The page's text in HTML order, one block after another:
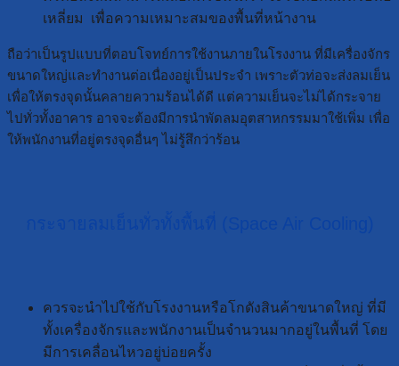
เหลี่ยม เพื่อความเหมาะสมของพื้นที่หน้างาน
ถือว่าเป็นรูปแบบที่ตอบโจทย์การใช้งานภายในโรงงาน ที่มีเครื่องจักร
ขนาดใหญ่และทำงานต่อเนื่องอยู่เป็นประจำ เพราะตัวท่อจะส่งลมเย็น
เพื่อให้ตรงจุดนั้นคลายความร้อนได้ดี แต่ความเย็นจะไม่ได้กระจาย
ไปทั่วทั้งอาคาร อาจจะต้องมีการนำพัดลมอุตสาหกรรมมาใช้เพิ่ม เพื่อ
ให้พนักงานที่อยู่ตรงจุดอื่นๆ ไม่รู้สึกว่าร้อน
ควรจะนำไปใช้กับโรงงานหรือโกดังสินค้าขนาดใหญ่ ที่มี
ทั้งเครื่องจักรและพนักงานเป็นจำนวนมากอยู่ในพื้นที่ โดย
มีการเคลื่อนไหวอยู่บ่อยครั้ง